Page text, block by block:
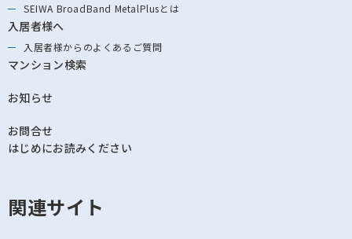
SEIWA BroadBand MetalPlusとは
入居者様へ
入居者様からのよくあるご質問
マンション検索
お知らせ
お問合せ
はじめにお読みください
関連サイト